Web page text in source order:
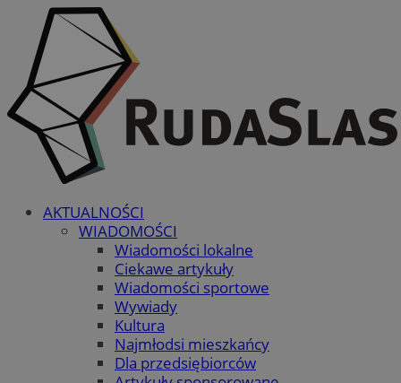
AKTUALNOŚCI
WIADOMOŚCI
Wiadomości lokalne
Ciekawe artykuły
Wiadomości sportowe
Wywiady
Kultura
Najmłodsi mieszkańcy
Dla przedsiębiorców